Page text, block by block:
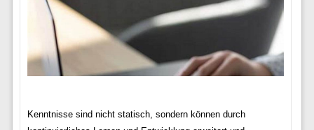
Kenntnisse sind nicht statisch, sondern können durch